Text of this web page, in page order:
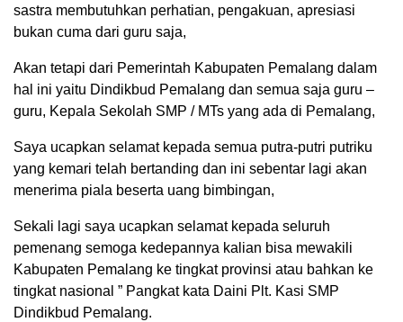
sastra membutuhkan perhatian, pengakuan, apresiasi
bukan cuma dari guru saja,
Akan tetapi dari Pemerintah Kabupaten Pemalang dalam
hal ini yaitu Dindikbud Pemalang dan semua saja guru –
guru, Kepala Sekolah SMP / MTs yang ada di Pemalang,
Saya ucapkan selamat kepada semua putra-putri putriku
yang kemari telah bertanding dan ini sebentar lagi akan
menerima piala beserta uang bimbingan,
Sekali lagi saya ucapkan selamat kepada seluruh
pemenang semoga kedepannya kalian bisa mewakili
Kabupaten Pemalang ke tingkat provinsi atau bahkan ke
tingkat nasional ” Pangkat kata Daini Plt. Kasi SMP
Dindikbud Pemalang.